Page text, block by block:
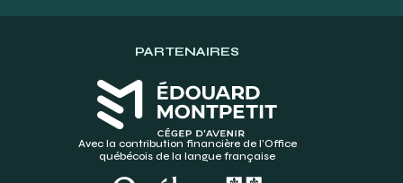
PARTENAIRES
Avec la contribution financière de l’Office
québécois de la langue française